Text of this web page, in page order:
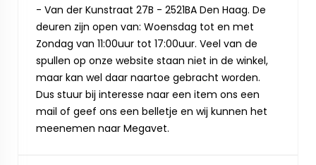
- Van der Kunstraat 27B - 2521BA Den Haag. De
deuren zijn open van: Woensdag tot en met
Zondag van 11:00uur tot 17:00uur. Veel van de
spullen op onze website staan niet in de winkel,
maar kan wel daar naartoe gebracht worden.
Dus stuur bij interesse naar een item ons een
mail of geef ons een belletje en wij kunnen het
meenemen naar Megavet.